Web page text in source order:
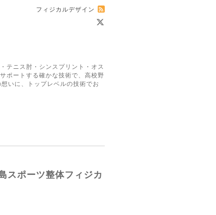
フィジカルデザイン
テニス肘・シンスプリント・オス
ポートする確かな技術で、高校野
いに、トップレベルの技術でお
スポーツ整体フィジカ